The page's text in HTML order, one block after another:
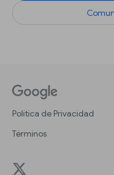
Política de Privacidad
Términos